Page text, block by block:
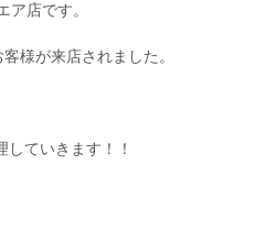
ア店です。
様が来店されました。
ていきます！！